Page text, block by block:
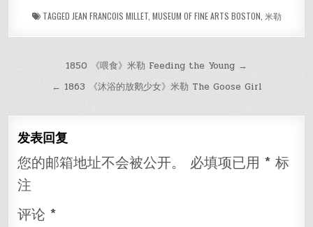
TAGGED JEAN FRANCOIS MILLET, MUSEUM OF FINE ARTS BOSTON 米勒
航
1850 《喂食》米勒 Feeding the Young →
← 1863 《沐浴的放鹅少女》米勒 The Goose Girl
发表回复
您的邮箱地址不会被公开。 必填项已用* 标
注
评论*